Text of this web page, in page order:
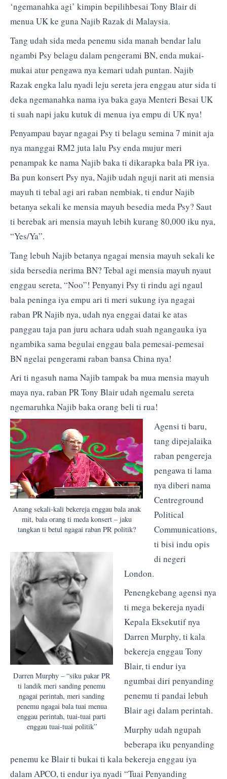
‘ngemanahka agi’ kimpin bepilihbesai Tony Blair di
menua UK ke guna Najib Razak di Malaysia.
Tang udah sida meda penemu sida manah bendar lalu
ngambi Psy belagu dalam pengerami BN, enda mukai-
mukai atur pengawa nya kemari udah puntan. Najib
Razak engka lalu nyadi leju sereta jera enggau atur sida ti
deka ngemanahka nama iya baka gaya Menteri Besai UK
ti suah napi jaku kutuk di menua iya empu di UK nya!
Penyampau bayar ngagai Psy ti belagu semina 7 minit aja
nya manggai RM2 juta lalu Psy enda mujur meri
penampak ke nama Najib baka ti dikarapka bala PR iya.
Ba pun konsert Psy nya, Najib udah nguji narit ati mensia
mayuh ti tebal agi ari raban nembiak, ti endur Najib
betanya sekali ke mensia mayuh besedia meda Psy? Saut
ti berebak ari mensia mayuh lebih kurang 80,000 iku nya,
“Yes/Ya”.
Tang lebuh Najib betanya ngagai mensia mayuh sekali ke
sida bersedia nerima BN? Tebal agi mensia mayuh nyaut
enggau sereta, “Noo”! Penyanyi Psy ti rindu agi ngaul
bala peninga iya empu ari ti meri sukung iya ngagai
raban PR Najib nya, udah nya enggai datai ke atas
panggau taja pan juru achara udah suah ngangauka iya
ngambika sama begulai enggau bala pemesai-pemesai
BN ngelai pengerami raban bansa China nya!
Ari ti ngasuh nama Najib tampak ba mua mensia mayuh
maya nya, raban PR Tony Blair udah ngemalu sereta
ngemaruhka Najib baka orang beli ti rua!
Anang sekali-kali bekereja enggau bala anak
mit, bala orang ti meda konsert – jaku
tangkan ti betul ngagai raban PR politik?
Darren Murphy – “siku pakar PR
ti landik meri sanding penemu
ngagai perintah, meri sanding
penemu ngagai bala tuai menua
enggau perintah, tuai-tuai parti
enggau tuai-tuai politik”
Agensi ti baru,
tang dipejalaika
raban pengereja
pengawa ti lama
nya diberi nama
Centreground
Political
Communications,
ti bisi indu opis
di negeri
London.
Penengkebang agensi nya
ti mega bekereja nyadi
Kepala Eksekutif nya
Darren Murphy, ti kala
bekereja enggau Tony
Blair, ti endur iya
ngumbai diri penyanding
penemu ti pandai lebuh
Blair agi dalam perintah.
Murphy udah ngupah
beberapa iku penyanding
penemu ke Blair ti bukai ti kala bekereja enggau iya
dalam APCO, ti endur iya nyadi “Tuai Penyanding